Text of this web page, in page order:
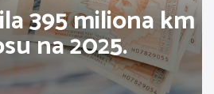
395 miliona km
na 2025.